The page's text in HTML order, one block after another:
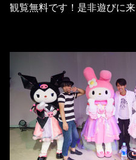
観覧無料です！是非遊びに来